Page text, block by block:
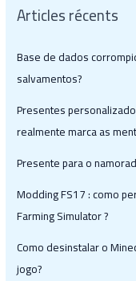
Articles récents
Base de dados
salvamentos?
Presentes
realmente marca as
Presente para o
Modding FS17 : como
Farming Simulator ?
Como desinstalar o
jogo?